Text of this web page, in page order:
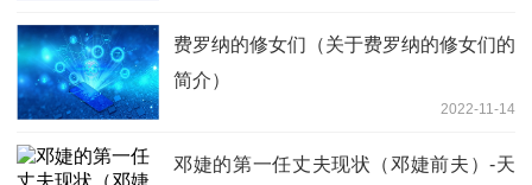
费罗纳的修女们（关于费罗纳的修女们的
简介）
2022-11-14
邓婕的第一任丈夫现状（邓婕前夫）-天